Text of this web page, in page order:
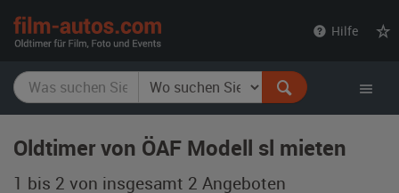
Hilfe
Oldtimer von ÖAF Modell sl mieten
1 bis 2 von insgesamt 2 Angeboten